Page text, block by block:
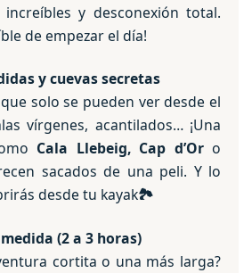
y desconexión total.
de empezar el día!
y cuevas secretas
solo se pueden ver desde el
vírgenes, acantilados… ¡Una
Cala Llebeig, Cap d’Oro
sacados de una peli. Y lo
desde tu kayak🏞️
(2 a 3 horas)
cortita o una más larga?